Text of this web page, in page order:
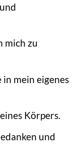
mich zu
mein eigenes
Körpers.
und